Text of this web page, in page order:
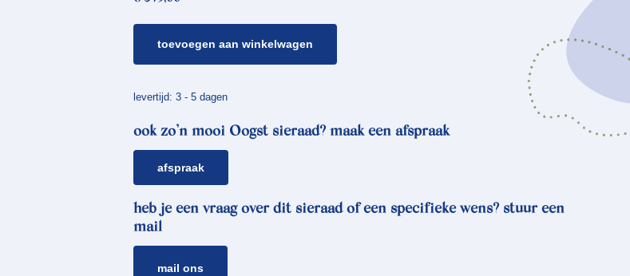
aantal
toevoegen aan winkelwagen
levertijd: 3 - 5 dagen
ook zo’n mooi Oogst sieraad? maak een afspraak
afspraak
heb je een vraag over dit sieraad of een specifieke wens? stuur een
mail
mail ons